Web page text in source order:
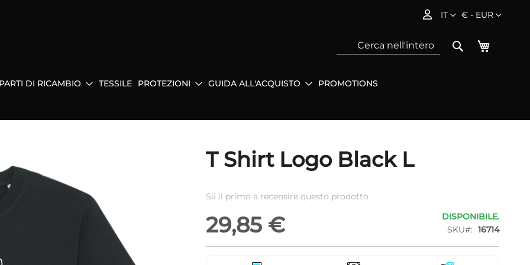
Valuta
€ - EUR
Lingua
IT
Carrello
Search
PARTI DI RICAMBIO TESSILE PROTEZIONI GUIDA ALL'ACQUISTO PROMOTIONS
T Shirt Logo Black L
Sii il primo a recensire questo prodotto
29,85 €
DISPONIBILE.
SKU
16714